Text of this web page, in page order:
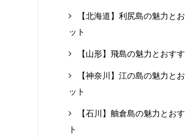
【北海道】利尻島の魅力と
ット
【山形】飛島の魅力とおす
【神奈川】江の島の魅力と
ット
【石川】舳倉島の魅力とお
ト